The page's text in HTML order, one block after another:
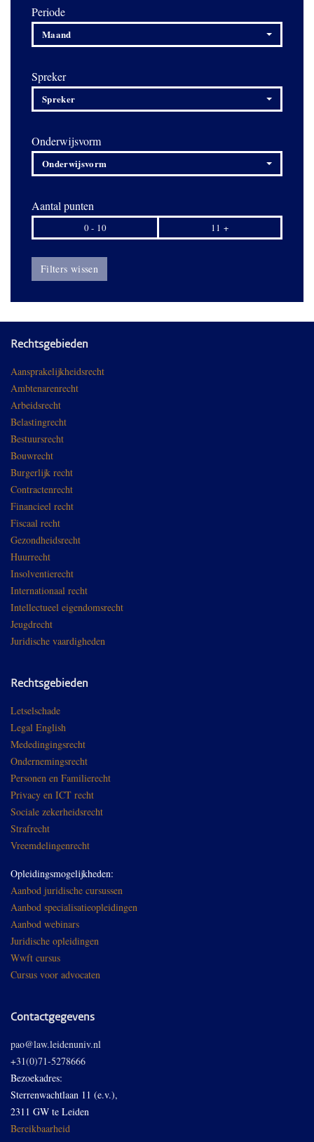
Periode
Maand
Spreker
Spreker
Onderwijsvorm
Onderwijsvorm
Aantal punten
0 - 10 11 +
Filters wissen
Rechtsgebieden
Aansprakelijkheidsrecht
Ambtenarenrecht
Arbeidsrecht
Belastingrecht
Bestuursrecht
Bouwrecht
Burgerlijk recht
Contractenrecht
Financieel recht
Fiscaal recht
Gezondheidsrecht
Huurrecht
Insolventierecht
Internationaal recht
Intellectueel eigendomsrecht
Jeugdrecht
Juridische vaardigheden
Rechtsgebieden
Letselschade
Legal English
Mededingingsrecht
Ondernemingsrecht
Personen en Familierecht
Privacy en ICT recht
Sociale zekerheidsrecht
Strafrecht
Vreemdelingenrecht
Opleidingsmogelijkheden:
Aanbod juridische cursussen
Aanbod specialisatieopleidingen
Aanbod webinars
Juridische opleidingen
Wwft cursus
Cursus voor advocaten
Contactgegevens
pao@law.leidenuniv.nl
+31(0)71-5278666
Bezoekadres:
Sterrenwachtlaan 11 (e.v.),
2311 GW te Leiden
Bereikbaarheid